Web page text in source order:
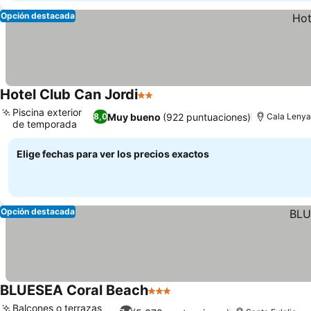
Opción destacada
Hotel Club Can Jordi2 Estrellas
8,0Muy bueno (922 puntuaciones)
Piscina exterior
de temporada
Cala Lenya
Elige fechas para ver los precios exactos
Opción destacada
BLUESEA Coral Beach3 Estrellas
Balcones o terrazas